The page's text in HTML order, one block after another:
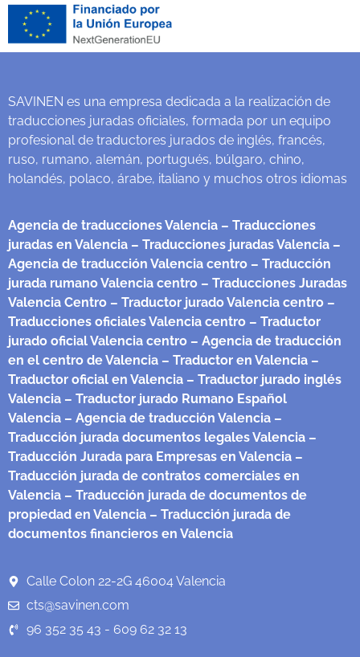
SAVINEN es una empresa dedicada a la realización de
traducciones juradas oficiales, formada por un equipo
profesional de traductores jurados de inglés, francés,
ruso, rumano, alemán, portugués, búlgaro, chino,
holandés, polaco, árabe, italiano y muchos otros idiomas
Agencia de traducciones Valencia – Traducciones
juradas en Valencia – Traducciones juradas Valencia –
Agencia de traducción Valencia centro – Traducción
jurada rumano Valencia centro – Traducciones Juradas
Valencia Centro – Traductor jurado Valencia centro –
Traducciones oficiales Valencia centro – Traductor
jurado oficial Valencia centro – Agencia de traducción
en el centro de Valencia – Traductor en Valencia –
Traductor oficial en Valencia – Traductor jurado inglés
Valencia – Traductor jurado Rumano Español
Valencia – Agencia de traducción Valencia –
Traducción jurada documentos legales Valencia –
Traducción Jurada para Empresas en Valencia –
Traducción jurada de contratos comerciales en
Valencia – Traducción jurada de documentos de
propiedad en Valencia – Traducción jurada de
documentos financieros en Valencia
Calle Colon 22-2G 46004 Valencia
cts@savinen.com
96 352 35 43 - 609 62 32 13